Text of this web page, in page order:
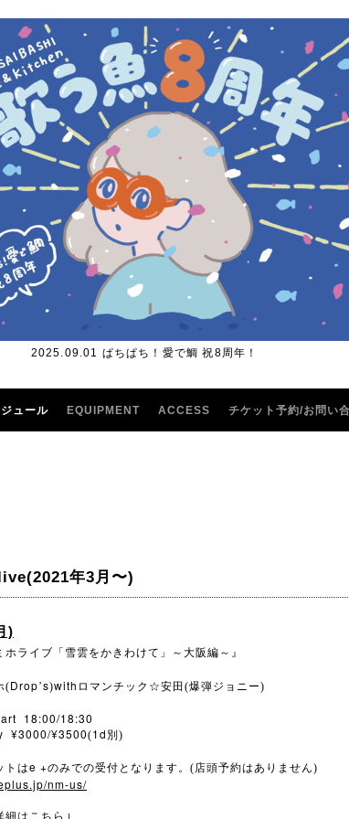
2025.09.01 ぱちぱち！愛で鯛 祝8周年！
ュール EQUIPMENT ACCESS チケット予約/お問い
年3月〜)
)
ホライブ「雪雲をかきわけて」～大阪編～』
(Drop’s)with ロマンチック☆安田(爆弾ジョニー)
18:00/18:30
¥3000/¥3500(1d 別)
トはe +のみでの受付となります。(店頭予約はありません)
nm-us/
細はこちら ↓